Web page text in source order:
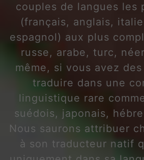
couples de langues les
(français, anglais,
espagnol) aux plus
russe, arabe, turc,
même, si vous avez
traduire dans une
linguistique rare
suédois, japonais,
Nous saurons attribuer
à son traducteur natif